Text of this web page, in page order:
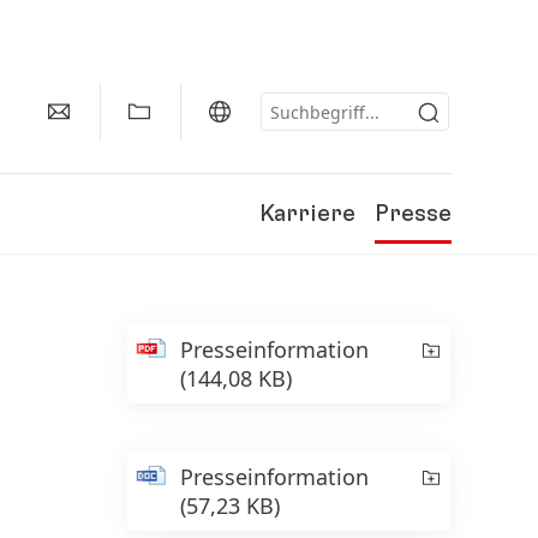
Karriere Presse
Presseinformation
(144,08 KB)
Presseinformation
(57,23 KB)